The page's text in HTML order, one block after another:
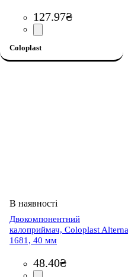
127.97₴
Coloplast
Двокомпонентний
калоприймач, Coloplast Alterna
1681, 40 мм
48.40₴